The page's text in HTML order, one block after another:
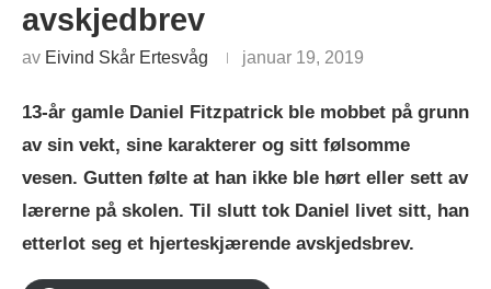
avskjedbrev
av Eivind Skår Ertesvåg januar 19, 2019
13-år gamle Daniel Fitzpatrick ble mobbet på grunn
av sin vekt, sine karakterer og sitt følsomme
vesen. Gutten følte at han ikke ble hørt eller sett av
lærerne på skolen. Til slutt tok Daniel livet sitt, han
etterlot seg et hjerteskjærende avskjedsbrev.